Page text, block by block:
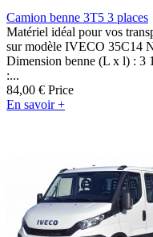
Camion benne 3T5 3 places
Matériel idéal pour vos
sur modèle IVECO 35C14
Dimension benne (L x l) : 3
:...
84,00 € Price
En savoir +